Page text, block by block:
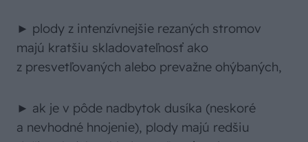
► plody z intenzívnejšie rezaných stromov
majú kratšiu skladovateľnosť ako
z presvetľovaných alebo prevažne ohýbaných,
► ak je v pôde nadbytok dusíka (neskoré
a nevhodné hnojenie), plody majú redšiu